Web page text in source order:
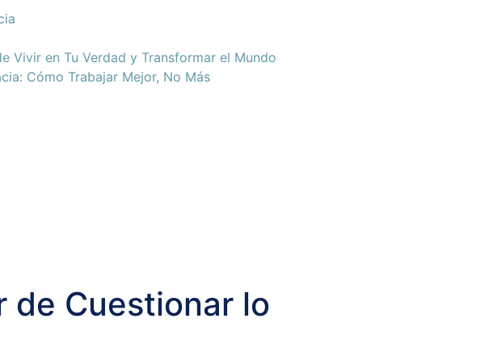
Vivir en Tu Verdad y Transformar el Mundo
Cómo Trabajar Mejor, No Más
de Cuestionar lo